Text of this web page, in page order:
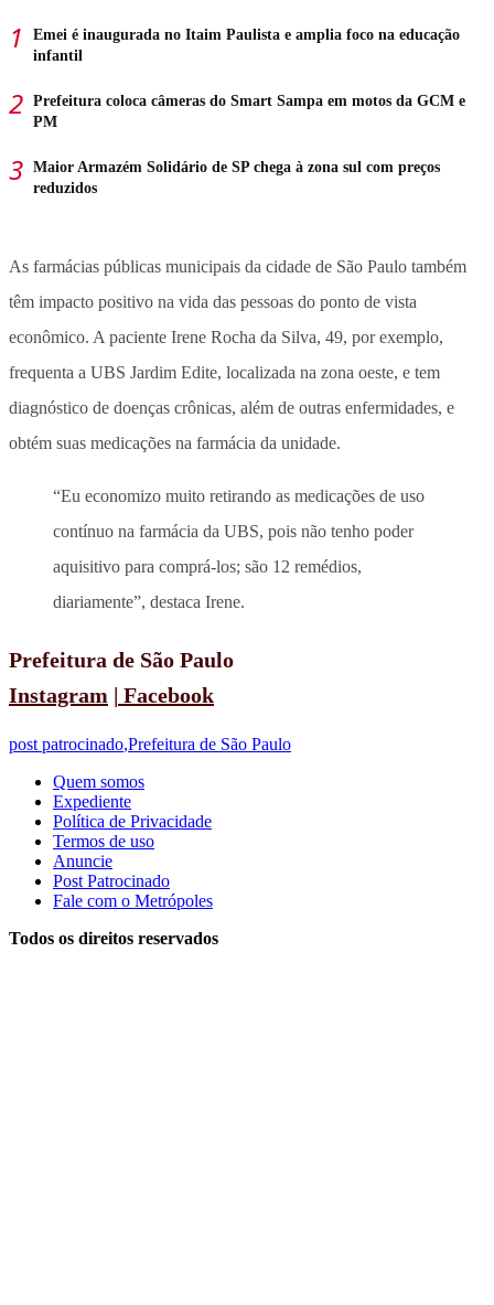
Emei é inaugurada no Itaim Paulista e amplia foco na educação
infantil
Prefeitura coloca câmeras do Smart Sampa em motos da GCM e
PM
Maior Armazém Solidário de SP chega à zona sul com preços
reduzidos
As farmácias públicas municipais da cidade de São Paulo também
têm impacto positivo na vida das pessoas do ponto de vista
econômico. A paciente Irene Rocha da Silva, 49, por exemplo,
frequenta a UBS Jardim Edite, localizada na zona oeste, e tem
diagnóstico de doenças crônicas, além de outras enfermidades, e
obtém suas medicações na farmácia da unidade.
“Eu economizo muito retirando as medicações de uso
contínuo na farmácia da UBS, pois não tenho poder
aquisitivo para comprá-los; são 12 remédios,
diariamente”, destaca Irene.
Prefeitura de São Paulo
Instagram | Facebook
post patrocinado,Prefeitura de São Paulo
Quem somos
Expediente
Política de Privacidade
Termos de uso
Anuncie
Post Patrocinado
Fale com o Metrópoles
Todos os direitos reservados